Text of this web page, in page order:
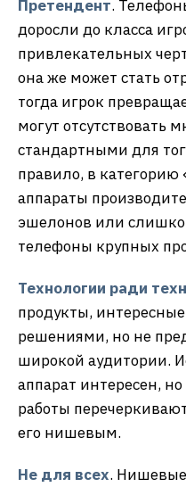
Претендент.
доросли до класса
привлекательных
она же может стать
тогда игрок
могут отсутствовать
стандартными для
правило, в
аппараты
эшелонов или
телефоны крупных
Технологии ради
продукты,
решениями, но не
широкой аудитории.
аппарат интересен,
работы
его нишевым.
Не для всех.